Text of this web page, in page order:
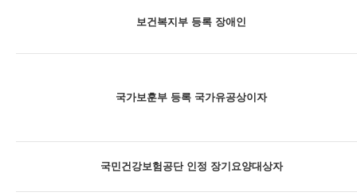
보건복지부 등록 장애인
국가보훈부 등록 국가유공상이자
국민건강보험공단 인정 장기요양대상자